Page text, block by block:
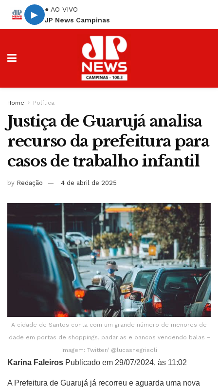
▶
● AO VIVO
JP News Campinas
Home Política
Justiça de Guarujá analisa
recurso da prefeitura para
casos de trabalho infantil
by Redação 4 de abril de 2025
A cidade de Santos conta com um grande número de menores de
idade em portas de shoppings, padarias e bancos vendendo balas –
Imagem: Twitter/ @lucasnegrisoli
Karina Faleiros Publicado em 29/07/2024, às 11:02
A Prefeitura de Guarujá já recorreu e aguarda uma nova